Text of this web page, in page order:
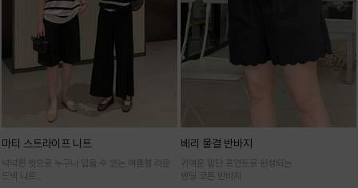
마티 스트라이프 니트
넉넉한 핏으로 누구나 입을 수 있는 여름철 라운
드넥 니트
베리 물결 반바지
귀여운 밑단 포인트로 완성되는
밴딩 코튼 반바지